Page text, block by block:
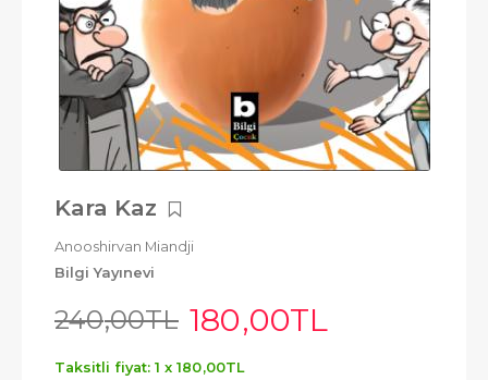
Kara Kaz
Anooshirvan Miandji
Bilgi Yayınevi
240,00TL 180,00TL
Taksitli fiyat: 1 x 180,00TL